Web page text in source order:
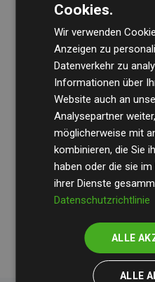
Die
regelmäßig unsere
Transparenz und
Ihre Prüfungen belegen,
Klimaschutzprojekte im
geschätzten CO₂-
Websites kompensieren –
messbare Klimawirkung
Cookies.
Wir verwenden
Anzeigen zu
Datenverkehr zu
Informationen über
Website auch an
Analysepartner
möglicherweise mit
kombinieren, die Sie
haben oder die sie
ihrer Dienste
Datenschutzrichtlinie
ALLE
ALLE